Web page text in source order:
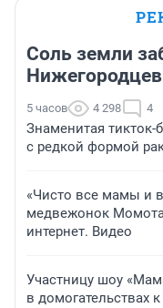
Соль земли
5 часов 4 298 4
Знаменитая тикток-
с редкой формой
«Чисто все мамы и
медвежонок
интернет. Видео
Участницу шоу
в домогательствах